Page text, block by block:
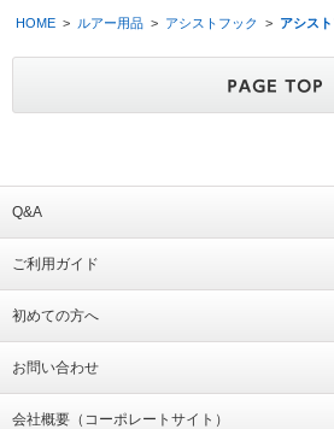
HOME > ルアー用品 > アシストフック > アシス
Q&A
ご利用ガイド
初めての方へ
お問い合わせ
会社概要（コーポレートサイト）